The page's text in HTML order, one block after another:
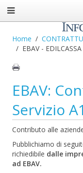
Home
EBAV -
EBAV:
Servizio
Contributo alle
Pubblichiamo di
richiedibile dalle
ad EBAV.